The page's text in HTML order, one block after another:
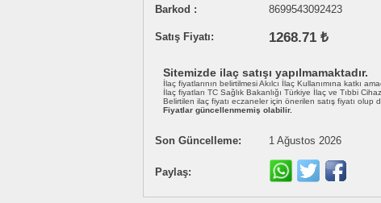
Barkod :
8699543092423
Satış Fiyatı: 1268.71 ₺
Sitemizde ilaç satışı yapılmamaktadır.
İlaç fiyatlarının belirtilmesi Akılcı İlaç Kullanımına katkı
İlaç fiyatları TC Sağlık Bakanlığı Türkiye İlaç ve Tıbbi
Belirtilen ilaç fiyatı eczaneler için önerilen satış fiyatı olup
Fiyatlar güncellenmemiş olabilir.
Son Güncelleme: 1 Ağustos 2026
Paylaş: